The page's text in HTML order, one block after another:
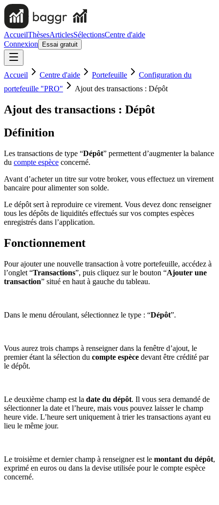
AccueilThèsesArticlesSélectionsCentre d'aide
Connexion
Essai gratuit
Accueil Centre d'aide Portefeuille
Configuration du
portefeuille "PRO"
Ajout des transactions : Dépôt
Ajout des transactions : Dépôt
Définition
Les transactions de type “Dépôt” permettent d’augmenter la balance
du compte espèce concerné.
Avant d’acheter un titre sur votre broker, vous effectuez un virement
bancaire pour alimenter son solde.
Le dépôt sert à reproduire ce virement. Vous devez donc renseigner
tous les dépôts de liquidités effectués sur vos comptes espèces
enregistrés dans l’application.
Fonctionnement
Pour ajouter une nouvelle transaction à votre portefeuille, accédez à
l’onglet “Transactions”, puis cliquez sur le bouton “Ajouter une
transaction” situé en haut à gauche du tableau.
Dans le menu déroulant, sélectionnez le type : “Dépôt”.
Vous aurez trois champs à renseigner dans la fenêtre d’ajout, le
premier étant la sélection du compte espèce devant être crédité par
le dépôt.
Le deuxième champ est la date du dépôt. Il vous sera demandé de
sélectionner la date et l’heure, mais vous pouvez laisser le champ
heure vide. L’heure sert uniquement à trier les transactions ayant eu
lieu le même jour.
Le troisième et dernier champ à renseigner est le montant du dépôt,
exprimé en euros ou dans la devise utilisée pour le compte espèce
concerné.